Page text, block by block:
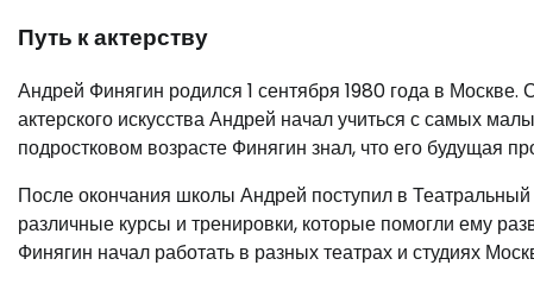
Путь к актерству
Андрей Финягин родился 1 сентября 1980 года в Москве.
актерского искусства Андрей начал учиться с самых
подростковом возрасте Финягин знал, что его будущая
После окончания школы Андрей поступил в
различные курсы и тренировки, которые помогли ему
Финягин начал работать в разных театрах и студиях